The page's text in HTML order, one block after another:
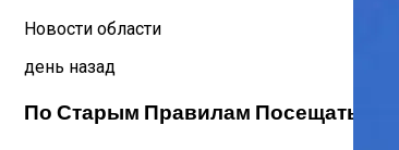
Новости области
день назад
По Старым Правилам Посещать